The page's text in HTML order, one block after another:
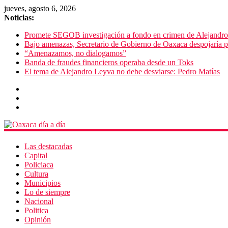
jueves, agosto 6, 2026
Noticias:
Promete SEGOB investigación a fondo en crimen de
Bajo amenazas, Secretario de Gobierno de Oaxaca despojaría
“Amenazamos, no dialogamos”
Banda de fraudes financieros operaba desde un Toks
El tema de Alejandro Leyva no debe desviarse: Pedro Matías
Las destacadas
Capital
Policiaca
Cultura
Municipios
Lo de siempre
Nacional
Politica
Opinión